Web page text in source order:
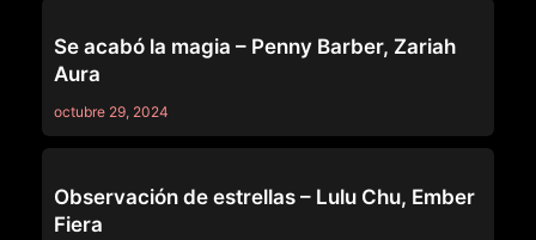
Se acabó la magia – Penny Barber, Zariah
Aura
octubre 29, 2024
Observación de estrellas – Lulu Chu, Ember
Fiera